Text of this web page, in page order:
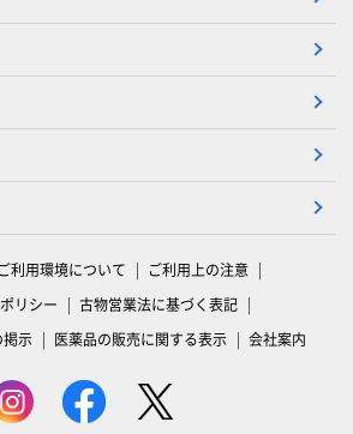
ご利用環境について
ご利用上の注意
リシー
古物営業法に基づく表記
示
医薬品の販売に関する表示 会社案内